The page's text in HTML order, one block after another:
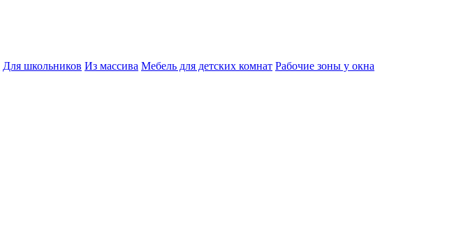
Для школьников Из массива Мебель для детских комнат Рабочие зоны у окна